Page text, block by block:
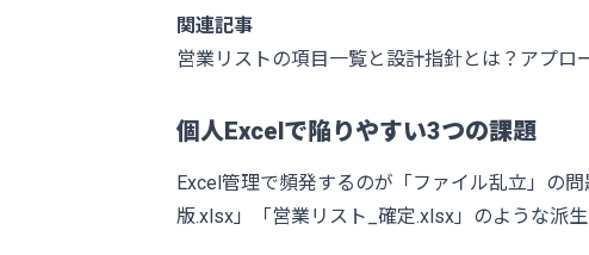
関連記事
営業リストの項目一覧と設計指針とは？アプロ
個人Excelで陥りやすい3つの課題
Excel管理で頻発するのが「ファイル乱立」の
版.xlsx」「営業リスト_確定.xlsx」のような派